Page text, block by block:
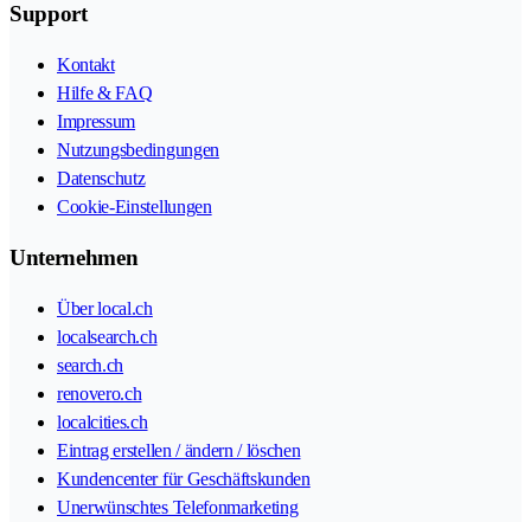
Support
Kontakt
Hilfe & FAQ
Impressum
Nutzungsbedingungen
Datenschutz
Cookie-Einstellungen
Unternehmen
Über local.ch
localsearch.ch
search.ch
renovero.ch
localcities.ch
Eintrag erstellen / ändern / löschen
Kundencenter für Geschäftskunden
Unerwünschtes Telefonmarketing